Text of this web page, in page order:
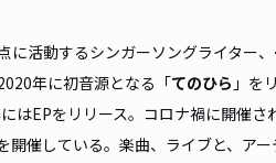
に活動するシンガーソングライター、
年に初音源となる「てのひら 」を
はEPをリリース。コロナ禍に開催
開催している。楽曲、ライブと、ア